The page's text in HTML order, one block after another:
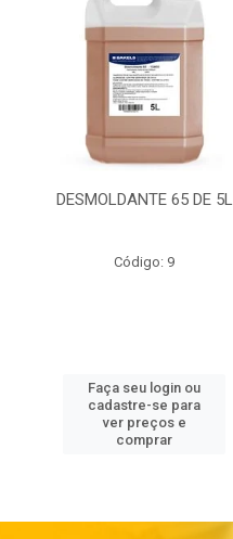
DESMOLDANTE 65 DE 5L
Código: 9
Faça seu login ou
cadastre-se para
ver preços e
comprar